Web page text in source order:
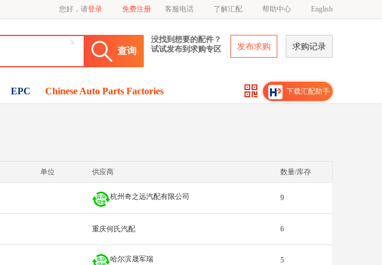
您好，请登录 免费注册 客服电话 了解汇配 帮助中心 English
查询
x
没找到想要的配件？
试试发布到求购专区
发布求购 求购记录
EPC Chinese Auto Parts Factories 下载汇配助手
单位 供应商 数量/库存
杭州奇之远汽配有限公司 9
重庆何氏汽配 6
哈尔滨晟军瑞 5